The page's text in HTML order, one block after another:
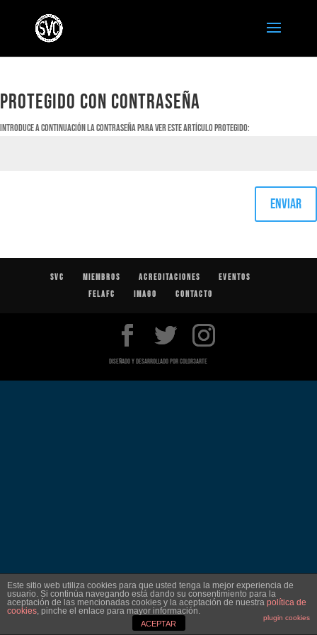
PROTEGIDO CON CONTRASEÑA
Introduce a continuación la contraseña para ver este artículo protegido:
Enviar
SVC Miembros Acreditaciones
Eventos
FELAFC
IMAGO Contacto
Diseñado Y Desarrollado por Color3arte
Este sitio web utiliza cookies para que usted tenga la mejor experiencia de
usuario. Si continúa navegando está dando su consentimiento para la
aceptación de las mencionadas cookies y la aceptación de nuestra política de
cookies, pinche el enlace para mayor información.
plugin cookies
ACEPTAR